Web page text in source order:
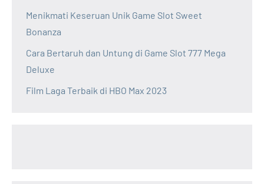
Menikmati Keseruan Unik Game Slot Sweet
Bonanza
Cara Bertaruh dan Untung di Game Slot 777 Mega
Deluxe
Film Laga Terbaik di HBO Max 2023